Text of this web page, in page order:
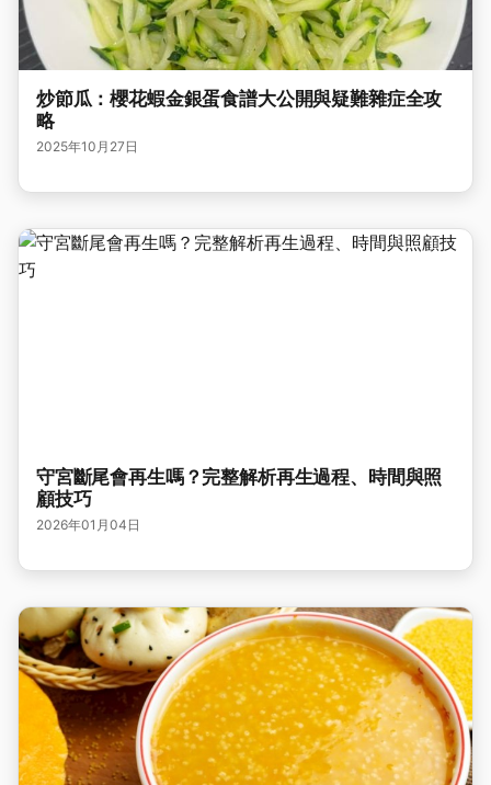
炒節瓜：櫻花蝦金銀蛋食譜大公開與疑難雜症全攻
略
2025年10月27日
守宮斷尾會再生嗎？完整解析再生過程、時間與照
顧技巧
2026年01月04日